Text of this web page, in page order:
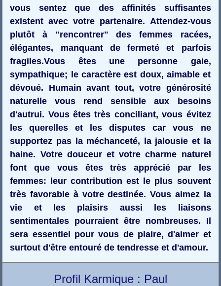
vous sentez que des affinités suffisantes
existent avec votre partenaire. Attendez-vous
plutôt à "rencontrer" des femmes racées,
élégantes, manquant de fermeté et parfois
fragiles.Vous êtes une personne gaie,
sympathique; le caractère est doux, aimable et
dévoué. Humain avant tout, votre générosité
naturelle vous rend sensible aux besoins
d'autrui. Vous êtes très conciliant, vous évitez
les querelles et les disputes car vous ne
supportez pas la méchanceté, la jalousie et la
haine. Votre douceur et votre charme naturel
font que vous êtes très apprécié par les
femmes: leur contribution est le plus souvent
très favorable à votre destinée. Vous aimez la
vie et les plaisirs aussi les liaisons
sentimentales pourraient être nombreuses. Il
sera essentiel pour vous de plaire, d'aimer et
surtout d'être entouré de tendresse et d'amour.
Profil Karmique : Paul